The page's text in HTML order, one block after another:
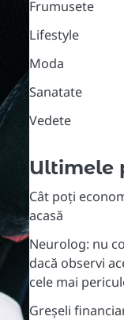
Frumusete
Lifestyle
Moda
Sanatate
Vedete
Ultimele
Cât poți
acasă
Neurolog: nu
dacă observi
cele mai
Greșeli